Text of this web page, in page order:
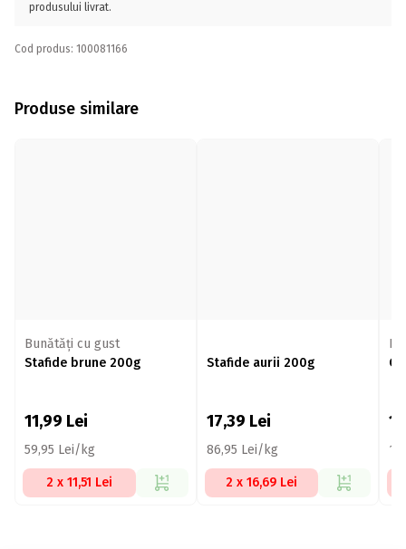
produsului livrat.
Cod produs: 100081166
Produse similare
Bunătăți cu gust
Stafide brune 200g
11,99 Lei
59,95 Lei/kg
2 x 11,51 Lei
Stafide aurii 200g
17,39 Lei
86,95 Lei/kg
2 x 16,69 Lei